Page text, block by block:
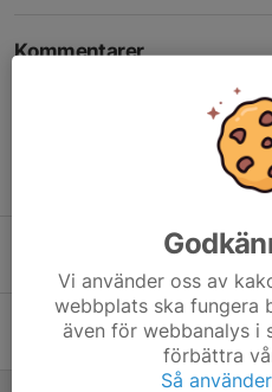
Kommentarer
Vasaloppsveckan
Vasaloppsveckan
13 mar 2024 0
Vi använder oss av
webbplats ska fungera
även för webbanalys i
förbättra
Så